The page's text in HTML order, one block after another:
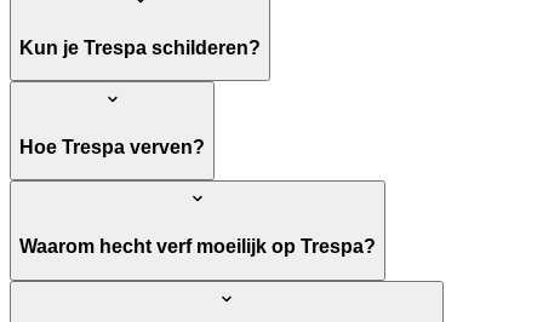
Kun je Trespa schilderen?
Hoe Trespa verven?
Waarom hecht verf moeilijk op Trespa?